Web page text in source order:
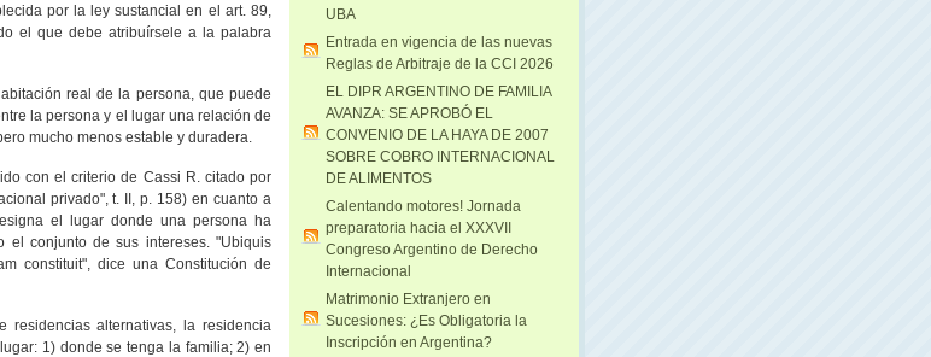
por la ley sustancial en el art. 89,
el que debe atribuírsele a la palabra
real de la persona, que puede
la persona y el lugar una relación de
mucho menos estable y duradera.
con el criterio de Cassi R. citado por
privado", t. II, p. 158) en cuanto a
el lugar donde una persona ha
el conjunto de sus intereses. "Ubiquis
constituit", dice una Constitución de
alternativas, la residencia
1) donde se tenga la familia; 2) en
UBA
Entrada en vigencia de las nuevas
Reglas de Arbitraje de la CCI 2026
EL DIPR ARGENTINO DE FAMILIA
AVANZA: SE APROBÓ EL
CONVENIO DE LA HAYA DE 2007
SOBRE COBRO INTERNACIONAL
DE ALIMENTOS
Calentando motores! Jornada
preparatoria hacia el XXXVII
Congreso Argentino de Derecho
Internacional
Matrimonio Extranjero en
Sucesiones: ¿Es Obligatoria la
Inscripción en Argentina?